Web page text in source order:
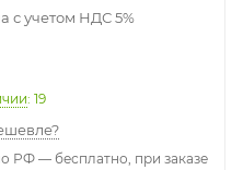
с учетом НДС 5%
: 19
РФ — бесплатно, при заказе